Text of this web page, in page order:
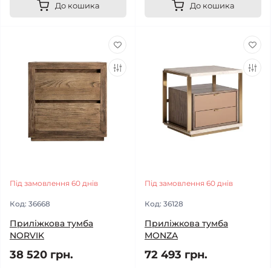
До кошика До кошика
Під замовлення 60 днів
Код: 36668
Приліжкова тумба
NORVIK
38 520 грн.
Під замовлення 60 днів
Код: 36128
Приліжкова тумба
MONZA
72 493 грн.